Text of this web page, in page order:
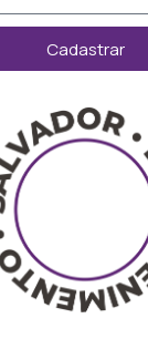
Cadastrar